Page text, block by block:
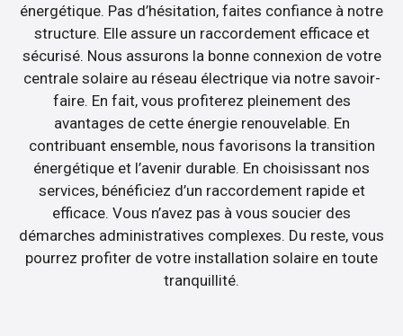
énergétique. Pas d’hésitation, faites confiance à notre
structure. Elle assure un raccordement efficace et
sécurisé. Nous assurons la bonne connexion de votre
centrale solaire au réseau électrique via notre savoir-
faire. En fait, vous profiterez pleinement des
avantages de cette énergie renouvelable. En
contribuant ensemble, nous favorisons la transition
énergétique et l’avenir durable. En choisissant nos
services, bénéficiez d’un raccordement rapide et
efficace. Vous n’avez pas à vous soucier des
démarches administratives complexes. Du reste, vous
pourrez profiter de votre installation solaire en toute
tranquillité.